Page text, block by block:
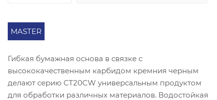
MASTER
Гибкая бумажная основа в связке с
высококачественным карбидом кремния черным
делают серию СT20CW универсальным продуктом
для обработки различных материалов. Водостойкая